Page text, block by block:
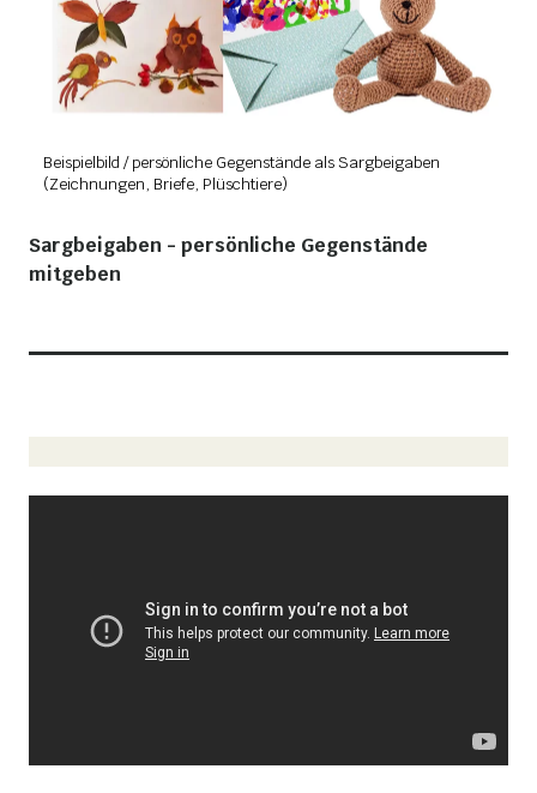
Beispielbild / persönliche Gegenstände als Sargbeigaben
(Zeichnungen, Briefe, Plüschtiere)
Sargbeigaben - persönliche Gegenstände
mitgeben